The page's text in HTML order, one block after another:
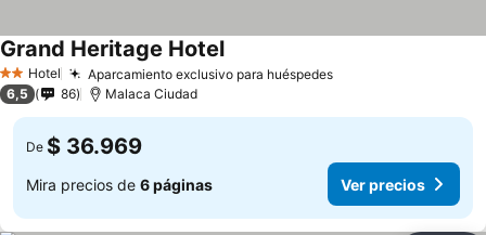
2 Estrellas
Hotel Aparcamiento exclusivo para huéspedes
Grand Heritage Hotel
6,5 86 Malaca Ciudad
De $ 36.969
Mira precios de 6 páginas Ver precios